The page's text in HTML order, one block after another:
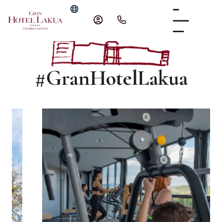
#GranHotelLakua